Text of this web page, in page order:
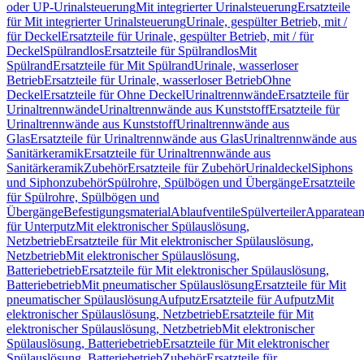
oder UP-UrinalsteuerungMit integrierter UrinalsteuerungErsatzteile
für Mit integrierter UrinalsteuerungUrinale, gespülter Betrieb, mit /
für DeckelErsatzteile für Urinale, gespülter Betrieb, mit / für
DeckelSpülrandlosErsatzteile für SpülrandlosMit
SpülrandErsatzteile für Mit SpülrandUrinale, wasserloser
BetriebErsatzteile für Urinale, wasserloser BetriebOhne
DeckelErsatzteile für Ohne DeckelUrinaltrennwändeErsatzteile für
UrinaltrennwändeUrinaltrennwände aus KunststoffErsatzteile für
Urinaltrennwände aus KunststoffUrinaltrennwände aus
GlasErsatzteile für Urinaltrennwände aus GlasUrinaltrennwände aus
SanitärkeramikErsatzteile für Urinaltrennwände aus
SanitärkeramikZubehörErsatzteile für ZubehörUrinaldeckelSiphons
und SiphonzubehörSpülrohre, Spülbögen und ÜbergängeErsatzteile
für Spülrohre, Spülbögen und
ÜbergängeBefestigungsmaterialAblaufventileSpülverteiler
für UnterputzMit elektronischer Spülauslösung,
NetzbetriebErsatzteile für Mit elektronischer Spülauslösung,
NetzbetriebMit elektronischer Spülauslösung,
BatteriebetriebErsatzteile für Mit elektronischer Spülauslösung,
BatteriebetriebMit pneumatischer SpülauslösungErsatzteile für Mit
pneumatischer SpülauslösungAufputzErsatzteile für AufputzMit
elektronischer Spülauslösung, NetzbetriebErsatzteile für Mit
elektronischer Spülauslösung, NetzbetriebMit elektronischer
Spülauslösung, BatteriebetriebErsatzteile für Mit elektronischer